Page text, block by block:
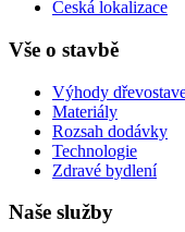
Česká lokalizace
Vše o stavbě
Výhody
Materiály
Rozsah dodávky
Technologie
Zdravé bydlení
Naše služby